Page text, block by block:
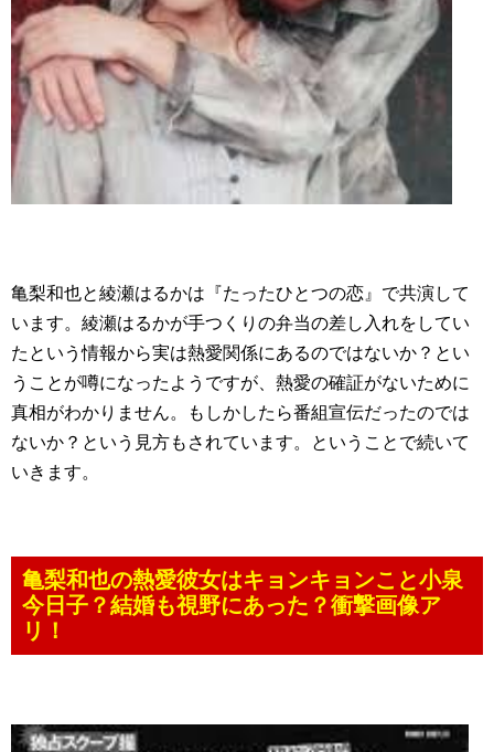
亀梨和也と綾瀬はるかは『たったひとつの恋』で共演して
います。綾瀬はるかが手つくりの弁当の差し入れをしてい
たという情報から実は熱愛関係にあるのではないか？とい
うことが噂になったようですが、熱愛の確証がないために
真相がわかりません。もしかしたら番組宣伝だったのでは
ないか？という見方もされています。ということで続いて
いきます。
亀梨和也の熱愛彼女はキョンキョンこと小泉
今日子？結婚も視野にあった？衝撃画像ア
リ！